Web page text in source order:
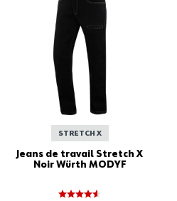
STRETCH X
Jeans de travail Stretch X
Noir Würth MODYF